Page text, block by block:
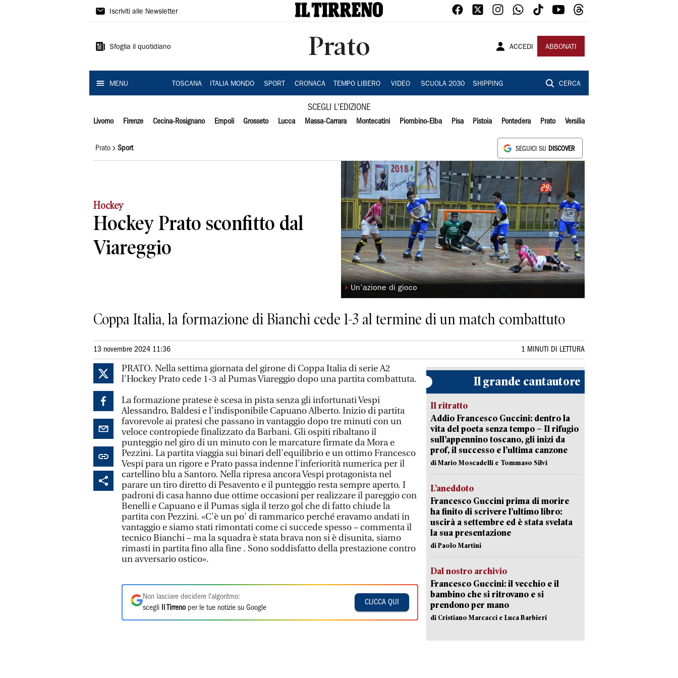
Il
Iscriviti alle Newsletter
Sfoglia il quotidiano Prato ACCEDI ABBONATI
MENU TOSCANA ITALIA MONDO SPORT CRONACA TEMPO LIBERO VIDEO SCUOLA 2030 SHIPPING CERCA
SCEGLI L'EDIZIONE
Livorno Firenze Cecina-Rosignano Empoli Grosseto Lucca Massa-Carrara Montecatini Piombino-Elba Pisa Pistoia Pontedera Prato Versilia
Prato Sport SEGUICI SU DISCOVER
Hockey
Hockey Prato sconfitto dal
Viareggio
◗ Un’azione di gioco
Coppa Italia, la formazione di Bianchi cede 1-3 al termine di un match combattuto
13 novembre 2024 11:36 1 MINUTI DI LETTURA
PRATO. Nella settima giornata del girone di Coppa Italia di serie A2
l'Hockey Prato cede 1-3 al Pumas Viareggio dopo una partita combattuta.
La formazione pratese è scesa in pista senza gli infortunati Vespi
Alessandro, Baldesi e l'indisponibile Capuano Alberto. Inizio di partita
favorevole ai pratesi che passano in vantaggio dopo tre minuti con un
veloce contropiede finalizzato da Barbani. Gli ospiti ribaltano il
punteggio nel giro di un minuto con le marcature firmate da Mora e
Pezzini. La partita viaggia sui binari dell'equilibrio e un ottimo Francesco
Vespi para un rigore e Prato passa indenne l'inferiorità numerica per il
cartellino blu a Santoro. Nella ripresa ancora Vespi protagonista nel
parare un tiro diretto di Pesavento e il punteggio resta sempre aperto. I
padroni di casa hanno due ottime occasioni per realizzare il pareggio con
Benelli e Capuano e il Pumas sigla il terzo gol che di fatto chiude la
partita con Pezzini. «C'è un po' di rammarico perché eravamo andati in
vantaggio e siamo stati rimontati come ci succede spesso – commenta il
tecnico Bianchi – ma la squadra è stata brava non si è disunita, siamo
rimasti in partita fino alla fine . Sono soddisfatto della prestazione contro
un avversario ostico».
Non lasciare decidere l'algoritmo:
scegli
Il Tirrenoper le tue notizie su Google
CLICCA QUI
Il grande cantautore
Il ritratto
Addio Francesco Guccini: dentro la
vita del poeta senza tempo – Il rifugio
sull’appennino toscano, gli inizi da
prof, il successo e l’ultima canzone
di Mario Moscadelli e Tommaso Silvi
L’aneddoto
Francesco Guccini prima di morire
ha finito di scrivere l’ultimo libro:
uscirà a settembre ed è stata svelata
la sua presentazione
di Paolo Martini
Dal nostro archivio
Francesco Guccini: il vecchio e il
bambino che si ritrovano e si
prendono per mano
di Cristiano Marcacci e Luca Barbieri